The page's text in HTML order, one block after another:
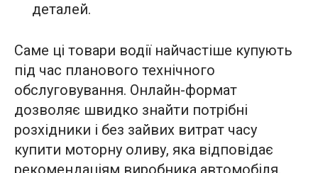
деталей.
Саме ці товари водії найчастіше купують
під час планового технічного
обслуговування. Онлайн-формат
дозволяє швидко знайти потрібні
розхідники і без зайвих витрат часу
купити моторну оливу, яка відповідає